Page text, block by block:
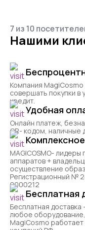
7 из 10
Нашими
Компания
совершать покупки
кредит.
Удобная
Онлайн платеж,
QR- кодом, наличные
MAGICOSMO-
аппаратов +
осуществление
Регистрационный №
0000212
Бесплатная
Бесплатная
любое
MagiCosmo